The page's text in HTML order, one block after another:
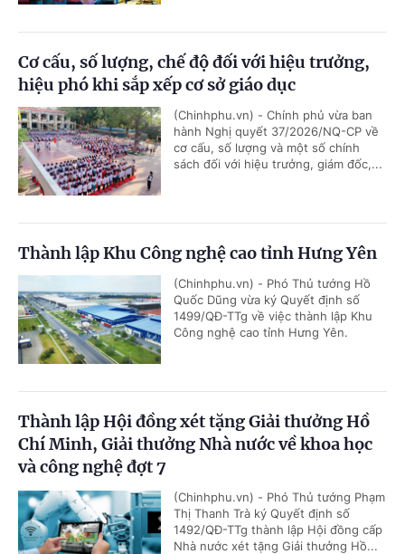
Cơ cấu, số lượng, chế độ đối với hiệu trưởng,
hiệu phó khi sắp xếp cơ sở giáo dục
(Chinhphu.vn) - Chính phủ vừa ban
hành Nghị quyết 37/2026/NQ-CP về
cơ cấu, số lượng và một số chính
sách đối với hiệu trưởng, giám đốc,...
Thành lập Khu Công nghệ cao tỉnh Hưng Yên
(Chinhphu.vn) - Phó Thủ tướng Hồ
Quốc Dũng vừa ký Quyết định số
1499/QĐ-TTg về việc thành lập Khu
Công nghệ cao tỉnh Hưng Yên.
Thành lập Hội đồng xét tặng Giải thưởng Hồ
Chí Minh, Giải thưởng Nhà nước về khoa học
và công nghệ đợt 7
(Chinhphu.vn) - Phó Thủ tướng Phạm
Thị Thanh Trà ký Quyết định số
1492/QĐ-TTg thành lập Hội đồng cấp
Nhà nước xét tặng Giải thưởng Hồ...